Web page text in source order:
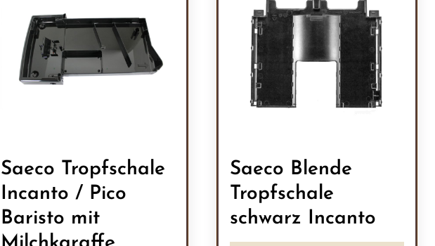
Saeco Tropfschale
Incanto / Pico
Baristo mit
Saeco Blende
Tropfschale
schwarz Incanto